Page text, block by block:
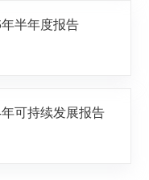
半年度报告
可持续发展报告